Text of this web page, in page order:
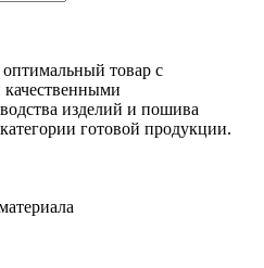
товар с
изделий и пошива
готовой продукции.